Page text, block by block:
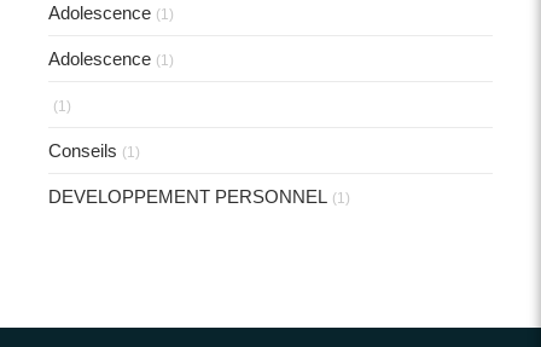
Adolescence (1)
Adolescence (1)
(1)
Conseils (1)
DEVELOPPEMENT PERSONNEL (1)